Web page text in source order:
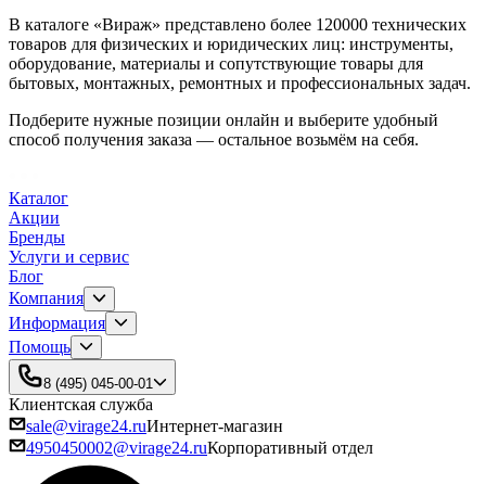
В каталоге «Вираж» представлено более 120000 технических
товаров для физических и юридических лиц: инструменты,
оборудование, материалы и сопутствующие товары для
бытовых, монтажных, ремонтных и профессиональных задач.
Подберите нужные позиции онлайн и выберите удобный
способ получения заказа — остальное возьмём на себя.
Каталог
Акции
Бренды
Услуги и сервис
Блог
Компания
Информация
Помощь
8 (495) 045-00-01
Клиентская служба
sale@virage24.ruИнтернет-магазин
4950450002@virage24.ruКорпоративный отдел